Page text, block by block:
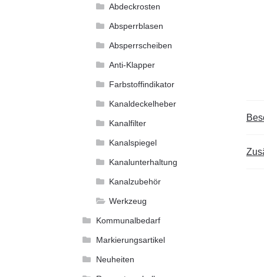
Abdeckrosten
Absperrblasen
Absperrscheiben
Anti-Klapper
Farbstoffindikator
Kanaldeckelheber
Kanalfilter
Kanalspiegel
Kanalunterhaltung
Kanalzubehör
Werkzeug
Kommunalbedarf
Markierungsartikel
Neuheiten